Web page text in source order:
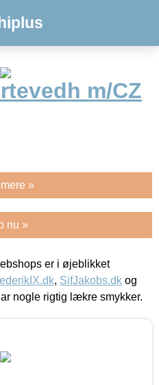
m/CZ
»
nu »
er i øjeblikket
, SifJakobs.dk og
nogle rigtig lækre smykker.